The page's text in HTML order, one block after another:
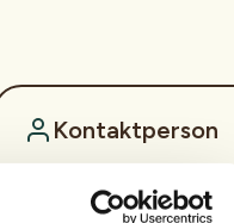
Kontaktperson